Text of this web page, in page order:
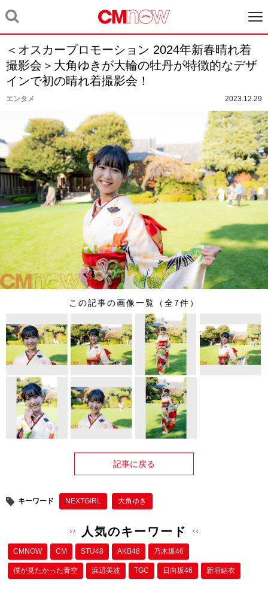
＜オスカープロモーション 2024年新春晴れ着
撮影会＞大角ゆきが大輪の牡丹が特徴的なデザ
インで初の晴れ着撮影会！
エンタメ 2023.12.29
この記事の画像一覧（全7件）
記事に戻る
キーワード NEXTGIRL 大角ゆき
人気のキーワード
CMNOW CM STU48 AKB48 乃木坂46
僕が⾒たかった⻘空 浜辺美波 TGC 日向坂46 新垣結衣